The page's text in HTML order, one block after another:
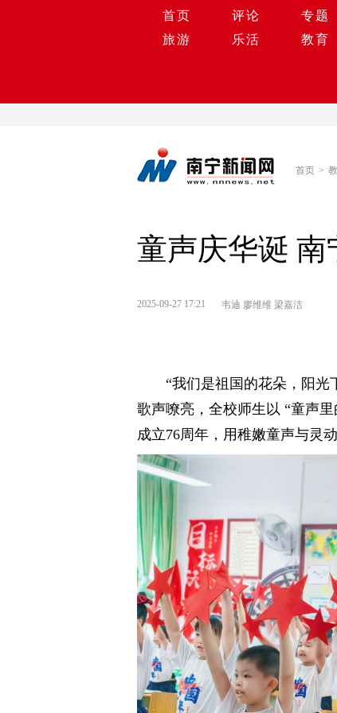
首页 评论 专题
旅游
乐活 教育
首页 >
童声庆华诞 南
2025-09-27 17:21 韦迪 廖维维 梁嘉洁
“我们是祖国的花朵，阳
歌声嘹亮，全校师生以 “童声
成立76周年，用稚嫩童声与灵